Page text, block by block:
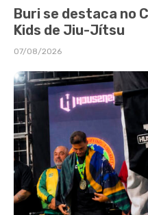
Buri se destaca no
Kids de Jiu-Jítsu
07/08/2026